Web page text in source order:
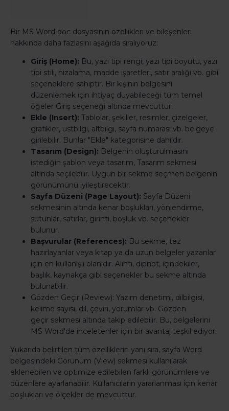
Bir MS Word doc dosyasının özellikleri ve bileşenleri
hakkında daha fazlasını aşağıda sıralıyoruz:
Giriş (Home): Bu, yazı tipi rengi, yazı tipi boyutu, yazı
tipi stili, hizalama, madde işaretleri, satır aralığı vb. gibi
seçeneklere sahiptir. Bir kişinin belgesini
düzenlemek için ihtiyaç duyabileceği tüm temel
öğeler Giriş seçeneği altında mevcuttur.
Ekle (Insert): Tablolar, şekiller, resimler, çizelgeler,
grafikler, üstbilgi, altbilgi, sayfa numarası vb. belgeye
girilebilir. Bunlar "Ekle" kategorisine dahildir.
Tasarım (Design): Belgenin oluşturulmasını
istediğin şablon veya tasarım, Tasarım sekmesi
altında seçilebilir. Uygun bir sekme seçmen belgenin
görünümünü iyileştirecektir.
Sayfa Düzeni (Page Layout): Sayfa Düzeni
sekmesinin altında kenar boşlukları, yönlendirme,
sütunlar, satırlar, girinti, boşluk vb. seçenekler
bulunur.
Başvurular (References): Bu sekme, tez
hazırlayanlar veya kitap ya da uzun belgeler yazanlar
için en kullanışlı olanıdır. Alıntı, dipnot, içindekiler,
başlık, kaynakça gibi seçenekler bu sekme altında
bulunabilir.
Gözden Geçir (Review): Yazım denetimi, dilbilgisi,
kelime sayısı, dil, çeviri, yorumlar vb. Gözden
geçir sekmesi altında takip edilebilir. Bu, belgelerini
MS Word'de inceletenler için bir avantaj teşkil ediyor.
Yukarıda belirtilen tüm özelliklerin yanı sıra, sayfa Word
belgesindeki Görünüm (View) sekmesi kullanılarak
eklenebilen ve optimize edilebilen farklı görünümlere ve
düzenlere ayarlanabilir. Kullanıcıların yararlanması için kenar
boşlukları ve ölçekler de mevcuttur.